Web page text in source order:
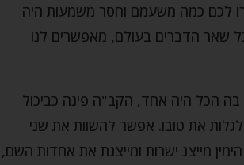
לכם כמה משעמם וחסר משמעות היה
שאר הדברים בעולם, מאפשרים לנו
בה הכל היה אחד, הקב"ה פינה כביכול
את טובו. אפשר להשוות את שני
מייצג ישרות ומייצגת את אחדות השם,